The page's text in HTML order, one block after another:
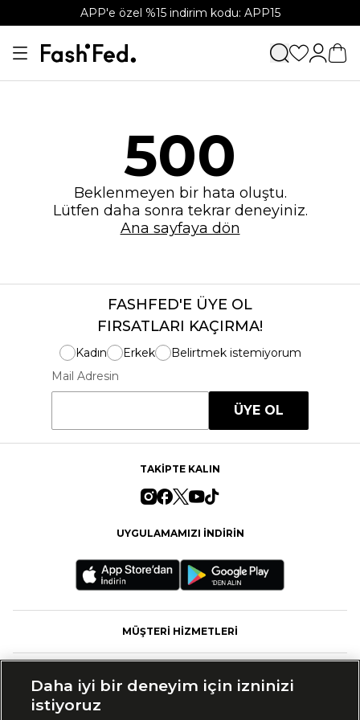
APP'e özel %15 indirim kodu: APP15
500
Beklenmeyen bir hata oluştu.
Lütfen daha sonra tekrar deneyiniz.
Ana sayfaya dön
FASHFED'E ÜYE OL
FIRSATLARI KAÇIRMA!
Kadın Erkek
Belirtmek istemiyorum
Mail Adresin
ÜYE OL
TAKİPTE KALIN
UYGULAMAMIZI İNDİRİN
MÜŞTERİ HİZMETLERİ
Daha iyi bir deneyim için izninizi
istiyoruz